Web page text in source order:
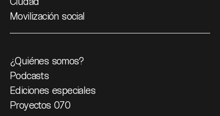
Movilización social
¿Quiénes somos?
Podcasts
Ediciones especiales
Proyectos 070